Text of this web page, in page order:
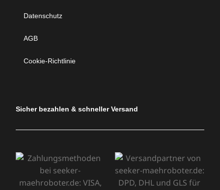
Datenschutz
AGB
Cookie-Richtlinie
Sicher bezahlen & schneller Versand